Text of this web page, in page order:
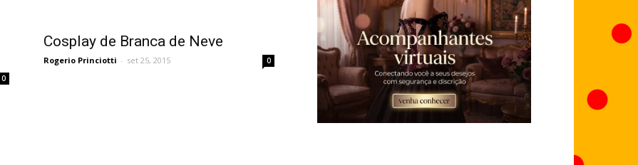
0
Cosplay de Branca de Neve
Rogerio Princiotti - set 25, 2015 0